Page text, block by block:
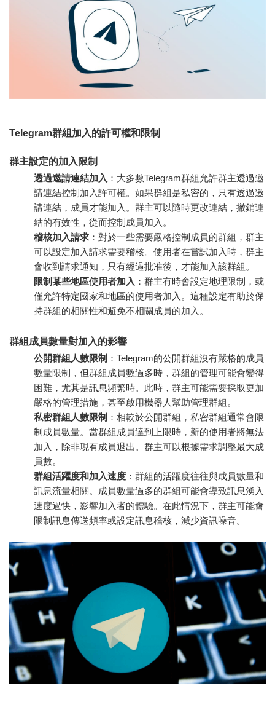
Telegram群組加入的許可權和限制
群主設定的加入限制
透過邀請連結加入 ：大多數Telegram群組允許群主透過邀
請連結控制加入許可權。如果群組是私密的，只有透過邀
請連結，成員才能加入。群主可以隨時更改連結，撤銷連
結的有效性，從而控制成員加入。
稽核加入請求 ：對於一些需要嚴格控制成員的群組，群主
可以設定加入請求需要稽核。使用者在嘗試加入時，群主
會收到請求通知，只有經過批准後，才能加入該群組。
限制某些地區使用者加入 ：群主有時會設定地理限制，或
僅允許特定國家和地區的使用者加入。這種設定有助於保
持群組的相關性和避免不相關成員的加入。
群組成員數量對加入的影響
公開群組人數限制 ：Telegram的公開群組沒有嚴格的成員
數量限制，但群組成員數過多時，群組的管理可能會變得
困難，尤其是訊息頻繁時。此時，群主可能需要採取更加
嚴格的管理措施，甚至啟用機器人幫助管理群組。
私密群組人數限制 ：相較於公開群組，私密群組通常會限
制成員數量。當群組成員達到上限時，新的使用者將無法
加入，除非現有成員退出。群主可以根據需求調整最大成
員數。
群組活躍度和加入速度 ：群組的活躍度往往與成員數量和
訊息流量相關。成員數量過多的群組可能會導致訊息湧入
速度過快，影響加入者的體驗。在此情況下，群主可能會
限制訊息傳送頻率或設定訊息稽核，減少資訊噪音。